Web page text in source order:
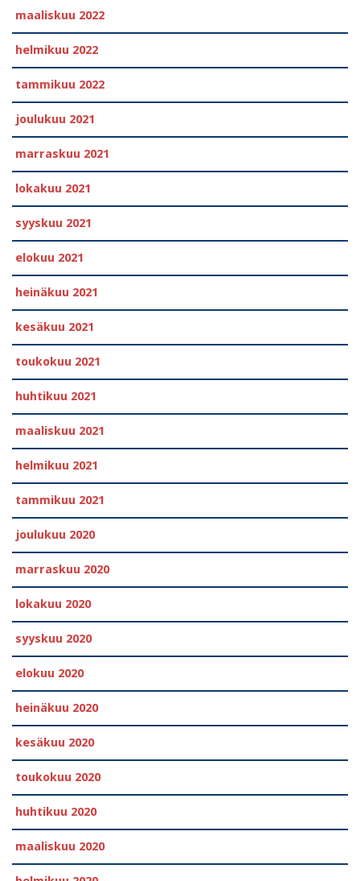
maaliskuu 2022
helmikuu 2022
tammikuu 2022
joulukuu 2021
marraskuu 2021
lokakuu 2021
syyskuu 2021
elokuu 2021
heinäkuu 2021
kesäkuu 2021
toukokuu 2021
huhtikuu 2021
maaliskuu 2021
helmikuu 2021
tammikuu 2021
joulukuu 2020
marraskuu 2020
lokakuu 2020
syyskuu 2020
elokuu 2020
heinäkuu 2020
kesäkuu 2020
toukokuu 2020
huhtikuu 2020
maaliskuu 2020